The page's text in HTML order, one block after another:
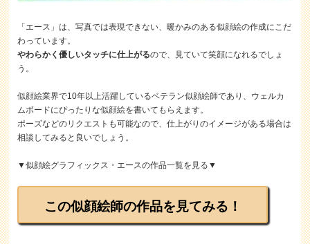
「エース」は、写真では表現できない、暖かみのある似顔絵の作成にこだ
わっています。
やわらかく優しいタッチに仕上がるので、見ていて笑顔になれるでしょ
う。
似顔絵業界で10年以上活躍しているベテラン似顔絵師であり、ウェルカ
ムボードにぴったりな似顔絵を書いてもらえます。
ポーズなどのリクエストも可能なので、仕上がりのイメージがある場合は
相談してみると良いでしょう。
▼似顔絵グラフィックス・エースの作品一覧を見る▼
この似顔絵師の作品を見てみる！